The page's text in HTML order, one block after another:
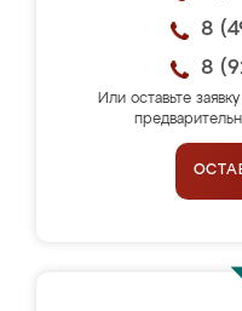
8
8
Или оставьте